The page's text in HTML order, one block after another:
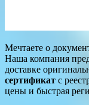
Мечтаете о
Наша компания
доставке
сертификат с
цены и быстрая